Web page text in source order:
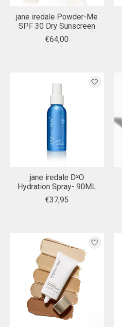
jane iredale Powder-Me
SPF 30 Dry Sunscreen
€64,00
jane iredale D²O
Hydration Spray- 90ML
€37,95